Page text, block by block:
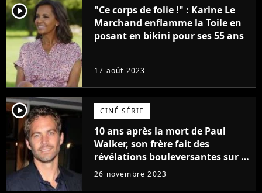
player2
"Ce corps de folie !" : Karine Le
Marchand enflamme la Toile en
posant en bikini pour ses 55 ans
17 août 2023
player2 CINÉ SÉRIE
10 ans après la mort de Paul
Walker, son frère fait des
révélations bouleversantes sur la
réaction des acteurs de Fast and
26 novembre 2023